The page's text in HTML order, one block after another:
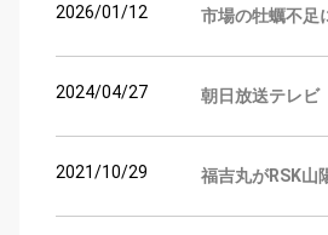
2026/01/12 市場の牡蠣不足
2024/04/27 朝日放送テレビ
2021/10/29 福吉丸がRSK山